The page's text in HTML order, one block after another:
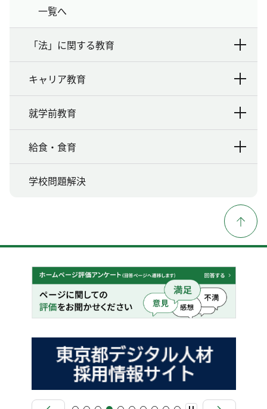
一覧へ
「法」に関する教育
キャリア教育
就学前教育
給食・食育
学校問題解決